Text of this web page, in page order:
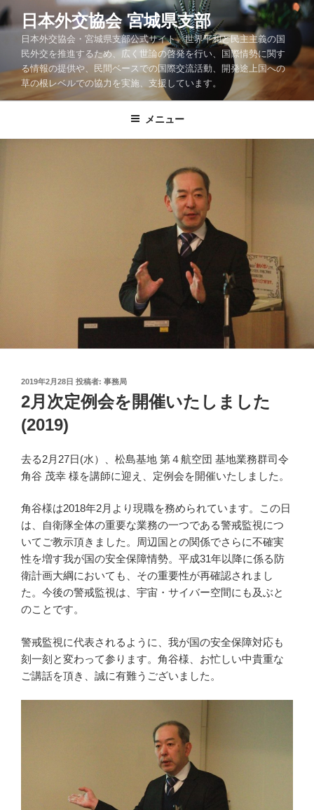
コ
ン
ツ
ッ
日本外交協会 宮城県支部
日本外交協会・宮城県支部公式サイト。世界平和と民主主義の国
民外交を推進するため、広く世論の啓発を行い、国際情勢に関す
る情報の提供や、民間ベースでの国際交流活動、開発途上国への
草の根レベルでの協力を実施、支援しています。
メニュー
投
稿
日:
2019年2月28日 投稿者: 事務局
2月次定例会を開催いたしました
(2019)
去る2月27日(水）、松島基地 第４航空団 基地業務群司令
角谷 茂幸 様を講師に迎え、定例会を開催いたしました。
角谷様は2018年2月より現職を務められています。この日
は、自衛隊全体の重要な業務の一つである警戒監視につ
いてご教示頂きました。周辺国との関係でさらに不確実
性を増す我が国の安全保障情勢。平成31年以降に係る防
衛計画大綱においても、その重要性が再確認されまし
た。今後の警戒監視は、宇宙・サイバー空間にも及ぶと
のことです。
警戒監視に代表されるように、我が国の安全保障対応も
刻一刻と変わって参ります。角谷様、お忙しい中貴重な
ご講話を頂き、誠に有難うございました。